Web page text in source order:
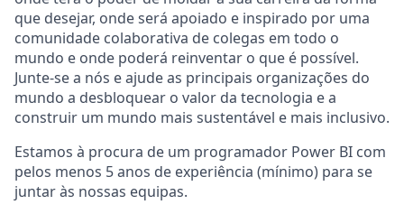
que desejar, onde será apoiado e inspirado por uma
comunidade colaborativa de colegas em todo o
mundo e onde poderá reinventar o que é possível.
Junte-se a nós e ajude as principais organizações do
mundo a desbloquear o valor da tecnologia e a
construir um mundo mais sustentável e mais inclusivo.
Estamos à procura de um programador Power BI com
pelos menos 5 anos de experiência (mínimo) para se
juntar às nossas equipas.